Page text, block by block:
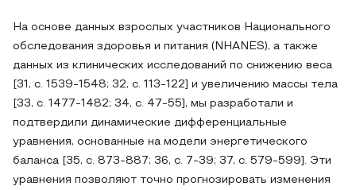
На основе данных взрослых участников Национального
обследования здоровья и питания (NHANES), а также
данных из клинических исследований по снижению веса
[31, с. 1539-1548; 32, с. 113-122] и увеличению массы тела
[33, с. 1477-1482; 34, с. 47-55], мы разработали и
подтвердили динамические дифференциальные
уравнения, основанные на модели энергетического
баланса [35, с. 873-887; 36, с. 7-39; 37, с. 579-599]. Эти
уравнения позволяют точно прогнозировать изменения